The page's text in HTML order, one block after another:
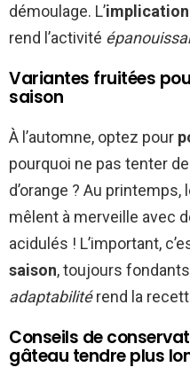
démoulage. L’implication
rend l’activité
Variantes fruitées
saison
À l’automne, optez pour
pourquoi ne pas tenter
d’orange ? Au
mêlent à merveille avec
acidulés ! L’important,
saison, toujours
adaptabilitérend la
Conseils de
gâteau tendre plus